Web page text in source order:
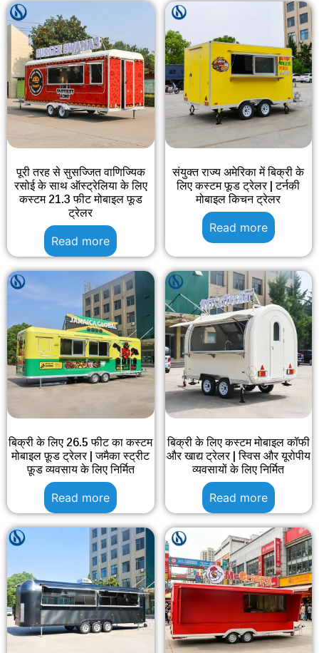
पूरी तरह से सुसज्जित वाणिज्यिक
रसोई के साथ ऑस्ट्रेलिया के लिए
कस्टम 21.3 फीट मोबाइल फूड
ट्रेलर
Read more
संयुक्त राज्य अमेरिका में बिक्री के
लिए कस्टम फूड ट्रेलर | टर्नकी
मोबाइल किचन ट्रेलर
Read more
बिक्री के लिए 26.5 फीट का कस्टम
मोबाइल फ़ूड ट्रेलर | जमैका स्ट्रीट
फ़ूड व्यवसाय के लिए निर्मित
Read more
बिक्री के लिए कस्टम मोबाइल कॉफी
और खाद्य ट्रेलर | स्विस और यूरोपीय
व्यवसायों के लिए निर्मित
Read more